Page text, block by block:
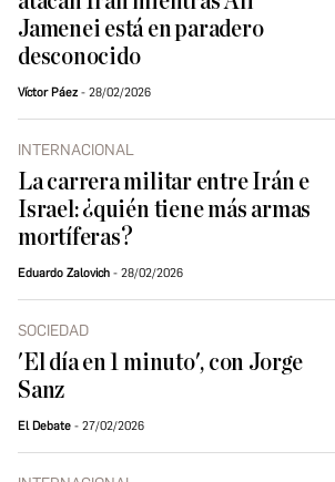
Jamenei está en paradero
desconocido
Víctor Páez 28/02/2026
INTERNACIONAL
La carrera militar entre Irán e
Israel: ¿quién tiene más armas
mortíferas?
Eduardo Zalovich 28/02/2026
SOCIEDAD
'El día en 1 minuto', con Jorge
Sanz
El Debate 27/02/2026